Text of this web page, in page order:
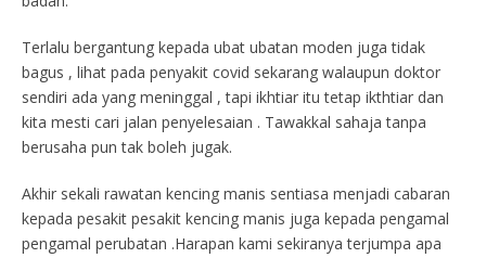
Terlalu bergantung kepada ubat ubatan moden juga tidak
bagus , lihat pada penyakit covid sekarang walaupun doktor
sendiri ada yang meninggal , tapi ikhtiar itu tetap ikthtiar dan
kita mesti cari jalan penyelesaian . Tawakkal sahaja tanpa
berusaha pun tak boleh jugak.
Akhir sekali rawatan kencing manis sentiasa menjadi cabaran
kepada pesakit pesakit kencing manis juga kepada pengamal
pengamal perubatan .Harapan kami sekiranya terjumpa apa